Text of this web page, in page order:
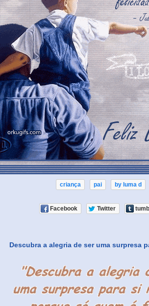
criança pai by luma d
Facebook Twitter
Descubra a alegria de ser uma surpresa